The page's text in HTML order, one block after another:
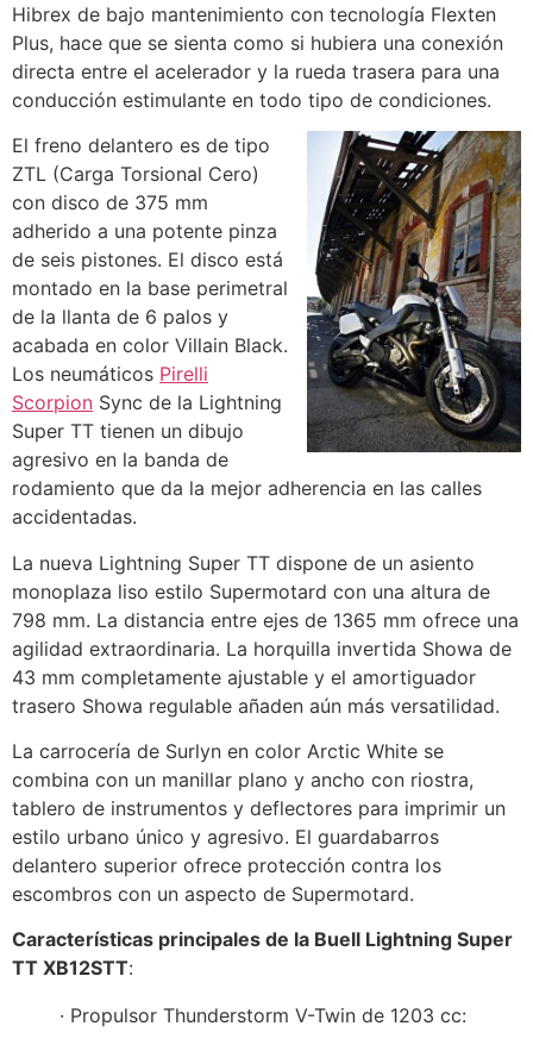
Hibrex de bajo mantenimiento con tecnología Flexten
Plus, hace que se sienta como si hubiera una conexión
directa entre el acelerador y la rueda trasera para una
conducción estimulante en todo tipo de condiciones.
El freno delantero es de tipo
ZTL (Carga Torsional Cero)
con disco de 375 mm
adherido a una potente pinza
de seis pistones. El disco está
montado en la base perimetral
de la llanta de 6 palos y
acabada en color Villain Black.
Los neumáticos Pirelli
Scorpion Sync de la Lightning
Super TT tienen un dibujo
agresivo en la banda de
rodamiento que da la mejor adherencia en las calles
accidentadas.
La nueva Lightning Super TT dispone de un asiento
monoplaza liso estilo Supermotard con una altura de
798 mm. La distancia entre ejes de 1365 mm ofrece una
agilidad extraordinaria. La horquilla invertida Showa de
43 mm completamente ajustable y el amortiguador
trasero Showa regulable añaden aún más versatilidad.
La carrocería de Surlyn en color Arctic White se
combina con un manillar plano y ancho con riostra,
tablero de instrumentos y deflectores para imprimir un
estilo urbano único y agresivo. El guardabarros
delantero superior ofrece protección contra los
escombros con un aspecto de Supermotard.
Características principales de la Buell Lightning Super
TT XB12STT:
· Propulsor Thunderstorm V-Twin de 1203 cc: